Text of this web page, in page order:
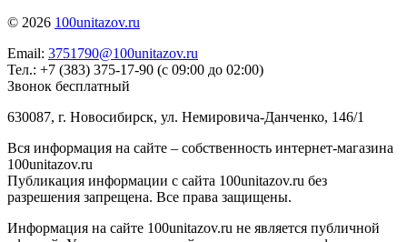
© 2026 100unitazov.ru
Email: 3751790@100unitazov.ru
Тел.: +7 (383) 375-17-90 (с 09:00 до 02:00)
Звонок бесплатный
630087, г. Новосибирск, ул. Немировича-Данченко, 146/1
Вся информация на сайте – собственность интернет-магазина
100unitazov.ru
Публикация информации с сайта 100unitazov.ru без
разрешения запрещена. Все права защищены.
Информация на сайте 100unitazov.ru не является публичной